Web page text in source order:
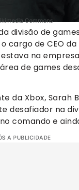
Commons
divisão de
cargo de CEO
na empresa
de games
da Xbox, Sarah
desafiador na
comando e
A PUBLICIDADE